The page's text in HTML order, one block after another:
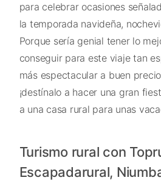
para celebrar ocasiones
la temporada navideña,
Porque sería genial tener lo
conseguir para este viaje tan
más espectacular a buen
¡destínalo a hacer una gran
a una casa rural para unas
Turismo rural con
Escapadarural,